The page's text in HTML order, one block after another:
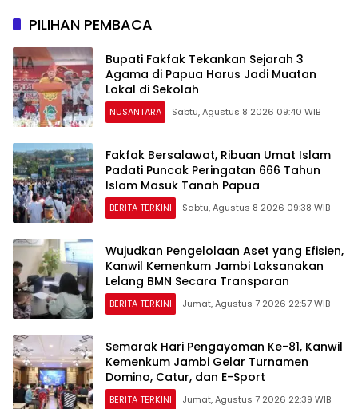
PILIHAN PEMBACA
Bupati Fakfak Tekankan Sejarah 3
Agama di Papua Harus Jadi Muatan
Lokal di Sekolah
NUSANTARA Sabtu, Agustus 8 2026 09:40 WIB
Fakfak Bersalawat, Ribuan Umat Islam
Padati Puncak Peringatan 666 Tahun
Islam Masuk Tanah Papua
BERITA TERKINI Sabtu, Agustus 8 2026 09:38 WIB
Wujudkan Pengelolaan Aset yang Efisien,
Kanwil Kemenkum Jambi Laksanakan
Lelang BMN Secara Transparan
BERITA TERKINI Jumat, Agustus 7 2026 22:57 WIB
Semarak Hari Pengayoman Ke-81, Kanwil
Kemenkum Jambi Gelar Turnamen
Domino, Catur, dan E-Sport
BERITA TERKINI Jumat, Agustus 7 2026 22:39 WIB